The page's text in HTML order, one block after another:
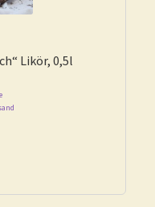
Likör, 0,5l